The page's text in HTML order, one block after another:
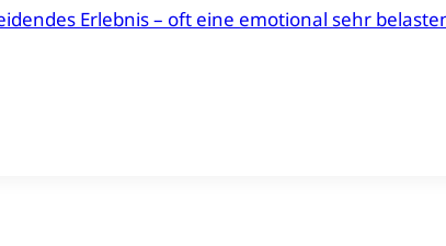
Erlebnis – oft eine emotional sehr